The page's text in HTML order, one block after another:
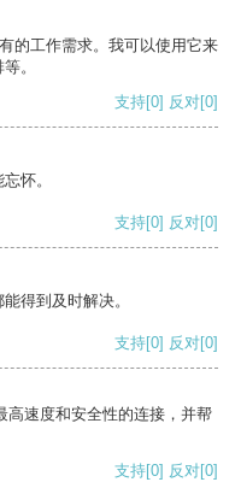
的工作需求。我可以使用它来
。
支持[0] 反对[0]
怀。
支持[0] 反对[0]
得到及时解决。
支持[0] 反对[0]
高速度和安全性的连接，并帮
支持[0] 反对[0]